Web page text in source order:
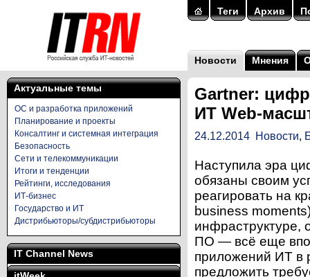
Теги Архив
Новости Мнения
Актуальные темы
ОС и разработка приложений
Планирование и проекты
Консалтинг и системная интеграция
Безопасность
Сети и телекоммуникации
Итоги и тенденции
Рейтинги, исследования
ИТ-бизнес
Государство и ИТ
Дистрибьюторы/субдистрибьюторы
IT Channel News
Gartner:
ИТ Web-
24.12.2014 Новости,
Наступила эра
обязаны своим
реагировать на
business
инфраструктуре,
ПО — всё еще
приложений ИТ в
предложить